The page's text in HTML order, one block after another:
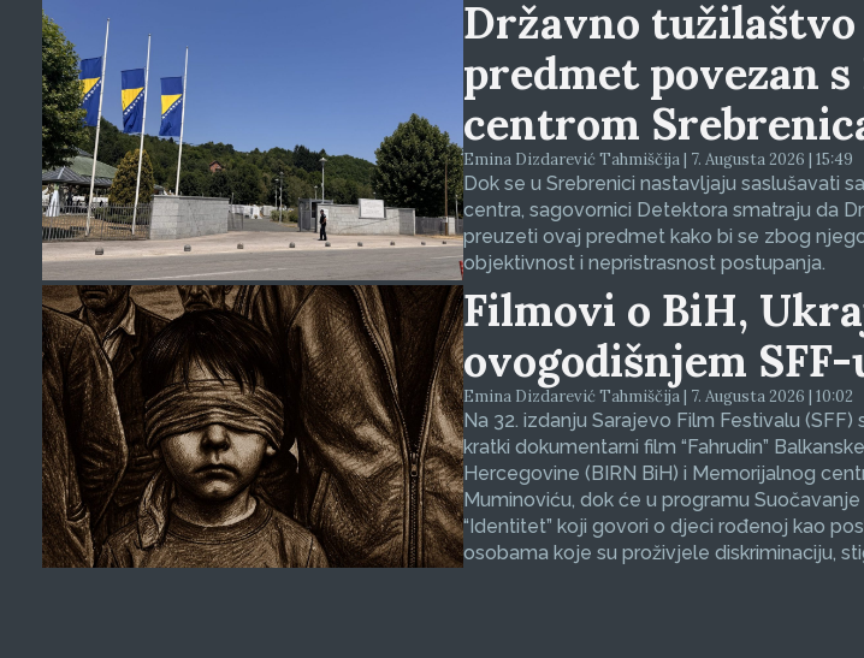
Državno
predmet povezan
centrom
Emina Dizdarević Tahmiščija | 7. Augusta 2026 | 15:49
Dok se u Srebrenici nastavljaju saslušavati
centra, sagovornici Detektora smatraju da
preuzeti ovaj predmet kako bi se zbog
objektivnost i nepristrasnost postupanja.
Filmovi o BiH,
ovogodišnjem SFF-
Emina Dizdarević Tahmiščija | 7. Augusta 2026 | 10:02
Na 32. izdanju Sarajevo Film Festivalu
kratki dokumentarni film “Fahrudin”
Hercegovine (BIRN BiH) i Memorijalnog
Muminoviću, dok će u programu
“Identitet” koji govori o djeci rođenoj kao
osobama koje su proživjele diskriminaciju,